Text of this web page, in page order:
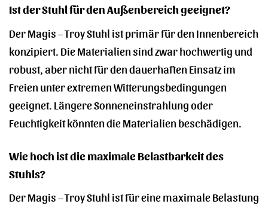
Ist der Stuhl für den Außenbereich geeignet?
Der Magis – Troy Stuhl ist primär für den Innenbereich
konzipiert. Die Materialien sind zwar hochwertig und
robust, aber nicht für den dauerhaften Einsatz im
Freien unter extremen Witterungsbedingungen
geeignet. Längere Sonneneinstrahlung oder
Feuchtigkeit könnten die Materialien beschädigen.
Wie hoch ist die maximale Belastbarkeit des
Stuhls?
Der Magis – Troy Stuhl ist für eine maximale Belastung